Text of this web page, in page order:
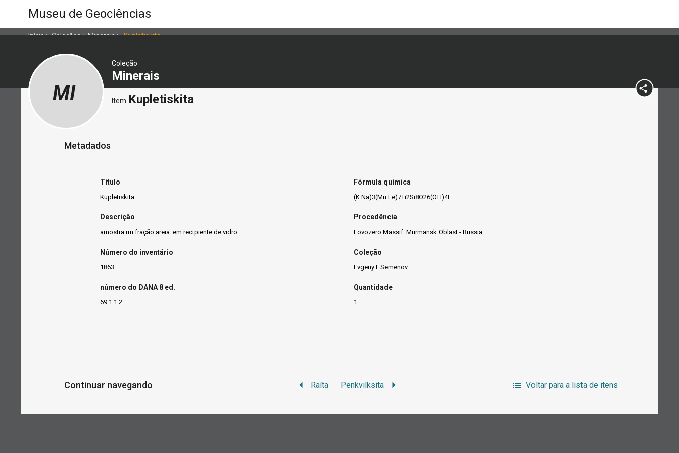
Museu de Geociências
Início>Coleções>Minerais>Kupletiskita
Coleção
Minerais
MI Item Kupletiskita
Metadados
Título
Kupletiskita
Descrição
amostra rm fração areia. em recipiente de vidro
Número do inventário
1863
número do DANA 8 ed.
69.1.1.2
Fórmula química
(K.Na)3(Mn.Fe)7Ti2Si8O26(OH)4F
Procedência
Lovozero Massif. Murmansk Oblast - Russia
Coleção
Evgeny I. Semenov
Quantidade
1
Continuar navegando Raíta Penkvilksita Voltar para a lista de itens